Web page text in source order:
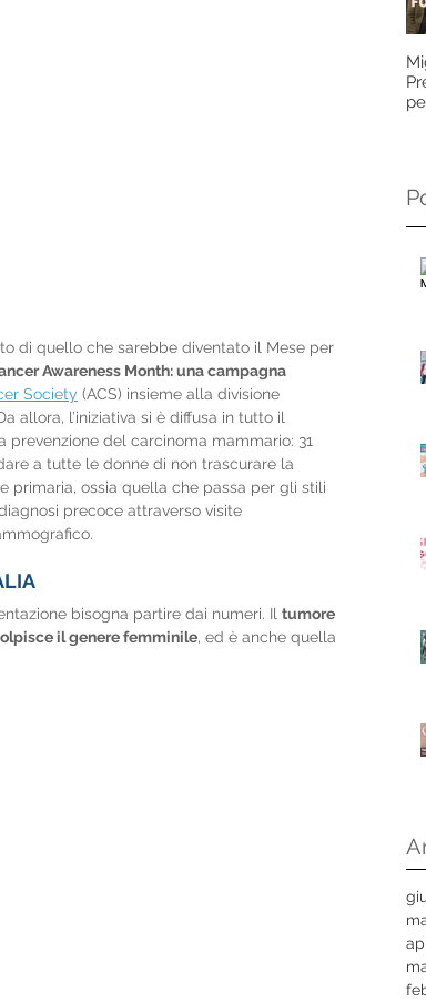
di quello che sarebbe diventato il Mese per
Awareness Month: una campagna
Society (ACS) insieme alla divisione
allora, l’iniziativa si è diffusa in tutto il
del carcinoma mammario: 31
a tutte le donne di non trascurare la
primaria, ossia quella che passa per gli stili
precoce attraverso visite
bisogna partire dai numeri. Il tumore
il genere femminile, ed è anche quella